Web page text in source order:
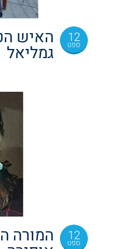
12
ספט האיש
גמליאל
12
ספט המורה